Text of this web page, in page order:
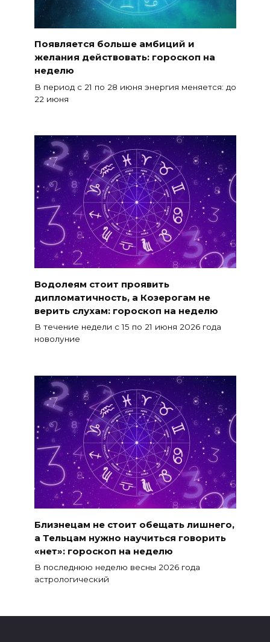
Появляется больше амбиций и
желания действовать: гороскоп на
неделю
В период с 21 по 28 июня энергия меняется: до
22 июня
Водолеям стоит проявить
дипломатичность, а Козерогам не
верить слухам: гороскоп на неделю
В течение недели с 15 по 21 июня 2026 года
новолуние
Близнецам не стоит обещать лишнего,
а Тельцам нужно научиться говорить
«нет»: гороскоп на неделю
В последнюю неделю весны 2026 года
астрологический